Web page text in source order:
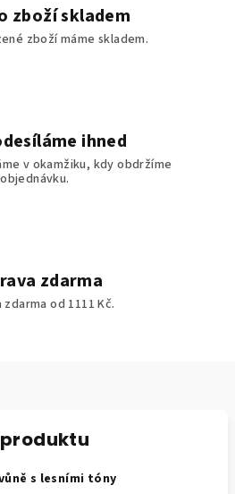
zboží skladem
zboží máme skladem.
ihned
v okamžiku, kdy obdržíme
objednávku.
zdarma
zdarma od 1111 Kč.
s lesními tóny